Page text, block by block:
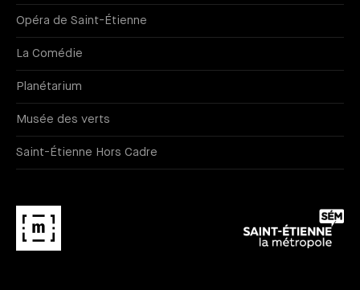
Opéra de Saint-Étienne
La Comédie
Planétarium
Musée des verts
Saint-Étienne Hors Cadre